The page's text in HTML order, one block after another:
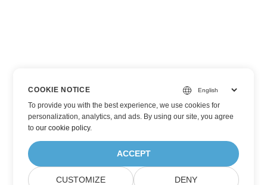
COOKIE NOTICE
To provide you with the best experience, we use cookies for
personalization, analytics, and ads. By using our site, you agree
toour cookie policy.
ACCEPT
CUSTOMIZE DENY